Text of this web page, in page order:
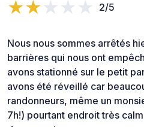
2/5
Nous nous sommes arrêtés
barrières qui nous ont
avons stationné sur le petit
avons été réveillé car
randonneurs, même un
7h!) pourtant endroit très